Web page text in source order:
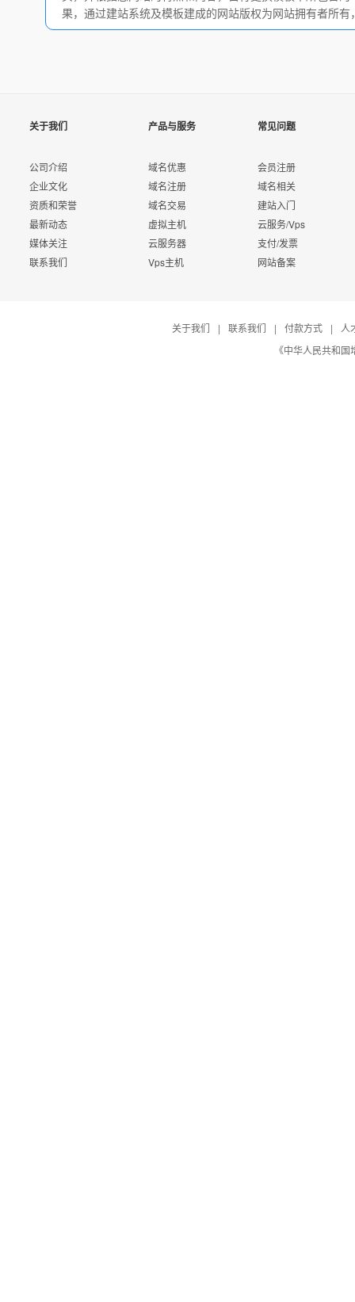
果，通过建站系统及模板建成的网站版权为网站拥有者所
关于我们
公司介绍
企业文化
资质和荣誉
最新动态
媒体关注
联系我们
产品与服务
域名优惠
域名注册
域名交易
虚拟主机
云服务器
Vps主机
常见问题
会员注册
域名相关
建站入门
云服务/Vps
支付/发票
网站备案
关于我们 | 联系我们 | 付款方式 |
人
《中华人民共和